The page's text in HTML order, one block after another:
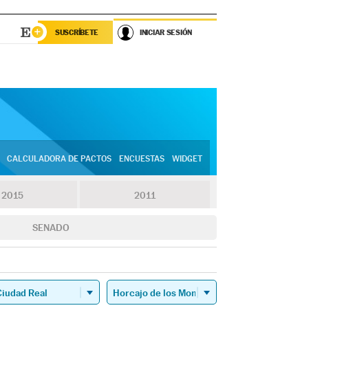
SUSCRÍBETE INICIAR SESIÓN
CALCULADORA DE PACTOS ENCUESTAS WIDGET
2015 2011
SENADO